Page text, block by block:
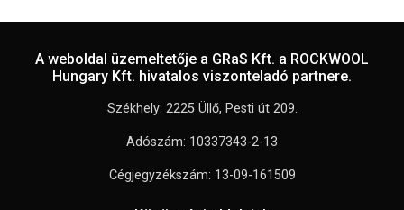
A weboldal üzemeltetője a GRaS Kft. a ROCKWOOL
Hungary Kft. hivatalos viszonteladó partnere.
Székhely: 2225 Üllő, Pesti út 209.
Adószám: 10337343-2-13
Cégjegyzékszám: 13-09-161509